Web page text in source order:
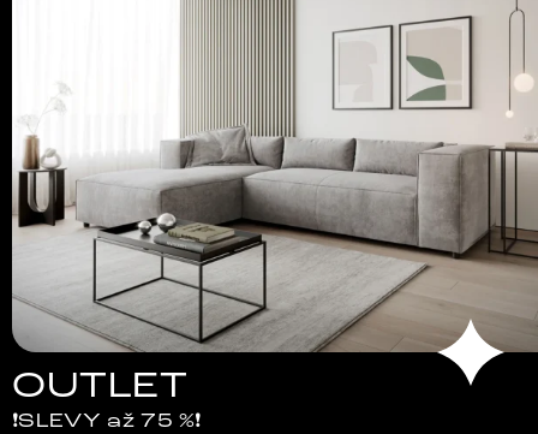
OUTLET
❗SLEVY až 75 %❗